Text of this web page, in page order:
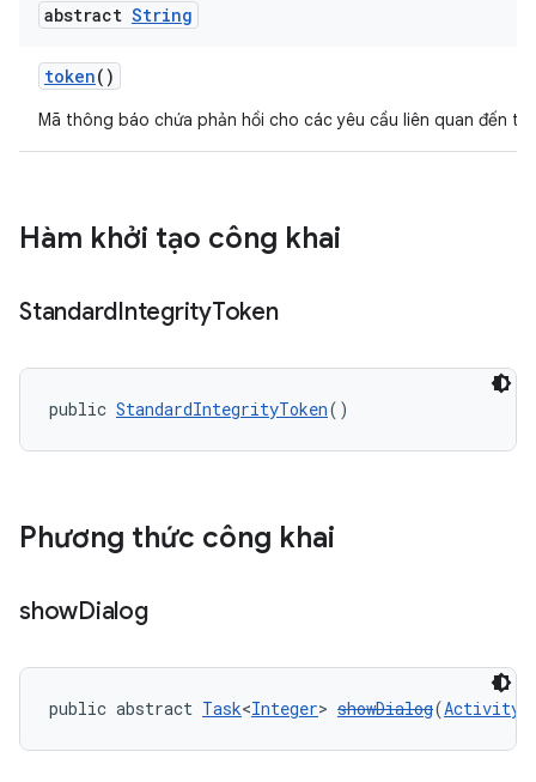
abstract String
token()
Mã thông báo chứa phản hồi cho các yêu cầu liên quan đến
Hàm khởi tạo công khai
StandardIntegrityToken
public StandardIntegrityToken()
Phương thức công khai
showDialog
public abstract Task<Integer> showDialog(Activity